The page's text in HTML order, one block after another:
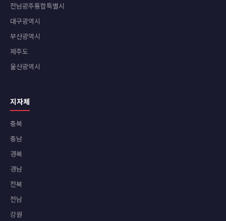
전남광주통합특별시
대구광역시
부산광역시
제주도
울산광역시
지자체
충북
충남
경북
경남
전북
전남
강원